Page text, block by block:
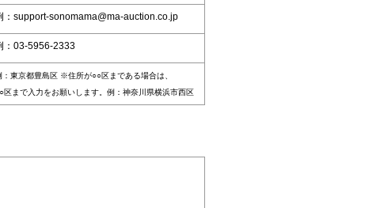
：support-sonomama@ma-auction.co.jp
：03-5956-2333
：東京都豊島区 ※住所が○○区まである場合は、
区まで入力をお願いします。例：神奈川県横浜市西区